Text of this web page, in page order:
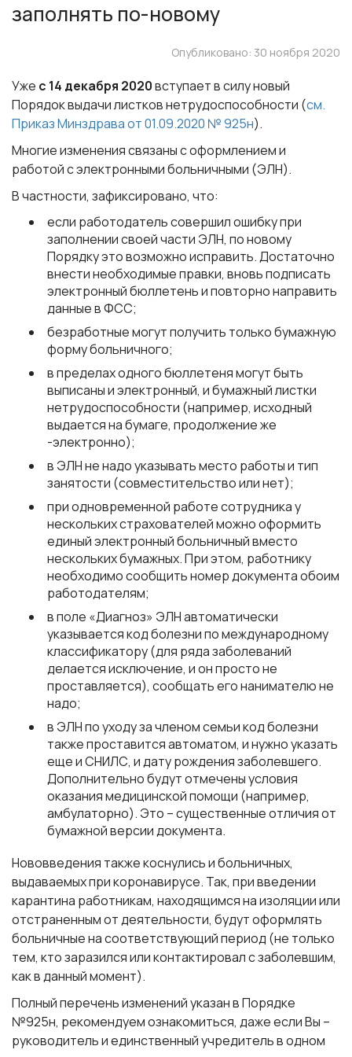
заполнять по-новому
Опубликовано: 30 ноября 2020
Уже с 14 декабря 2020вступает в силу новый
Порядок выдачи листков нетрудоспособности (см.
Приказ Минздрава от 01.09.2020 № 925н).
Многие изменения связаны с оформлением и
работой с электронными больничными (ЭЛН).
В частности, зафиксировано, что:
если работодатель совершил ошибку при
заполнении своей части ЭЛН, по новому
Порядку это возможно исправить. Достаточно
внести необходимые правки, вновь подписать
электронный бюллетень и повторно направить
данные в ФСС;
безработные могут получить только бумажную
форму больничного;
в пределах одного бюллетеня могут быть
выписаны и электронный, и бумажный листки
нетрудоспособности (например, исходный
выдается на бумаге, продолжение же
-электронно);
в ЭЛН не надо указывать место работы и тип
занятости (совместительство или нет);
при одновременной работе сотрудника у
нескольких страхователей можно оформить
единый электронный больничный вместо
нескольких бумажных. При этом, работнику
необходимо сообщить номер документа обоим
работодателям;
в поле «Диагноз» ЭЛН автоматически
указывается код болезни по международному
классификатору (для ряда заболеваний
делается исключение, и он просто не
проставляется), сообщать его нанимателю не
надо;
в ЭЛН по уходу за членом семьи код болезни
также проставится автоматом, и нужно указать
еще и СНИЛС, и дату рождения заболевшего.
Дополнительно будут отмечены условия
оказания медицинской помощи (например,
амбулаторно). Это – существенные отличия от
бумажной версии документа.
Нововведения также коснулись и больничных,
выдаваемых при коронавирусе. Так, при введении
карантина работникам, находящимся на изоляции или
отстраненным от деятельности, будут оформлять
больничные на соответствующий период (не только
тем, кто заразился или контактировал с заболевшим,
как в данный момент).
Полный перечень изменений указан в Порядке
№925н, рекомендуем ознакомиться, даже если Вы –
руководитель и единственный учредитель в одном